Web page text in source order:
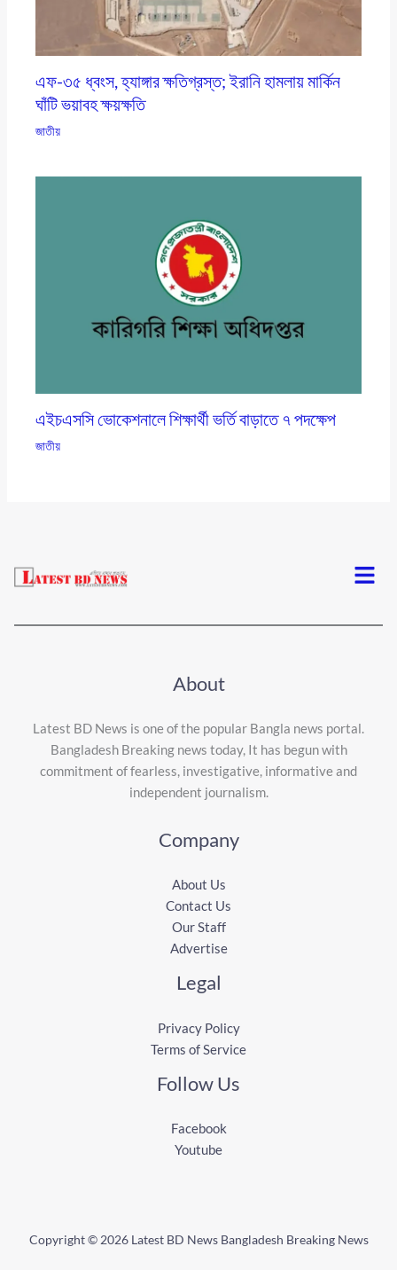
এফ-৩৫ ধ্বংস, হ্যাঙ্গার ক্ষতিগ্রস্ত; ইরানি হামলায় মার্কিন
ঘাঁটি ভয়াবহ ক্ষয়ক্ষতি
জাতীয়
এইচএসসি ভোকেশনালে শিক্ষার্থী ভর্তি বাড়াতে ৭ পদক্ষেপ
জাতীয়
Menu
About
Latest BD News is one of the popular Bangla news portal.
Bangladesh Breaking news today, It has begun with
commitment of fearless, investigative, informative and
independent journalism.
Company
About Us
Contact Us
Our Staff
Advertise
Legal
Privacy Policy
Terms of Service
Follow Us
Facebook
Youtube
Copyright © 2026 Latest BD News Bangladesh Breaking News